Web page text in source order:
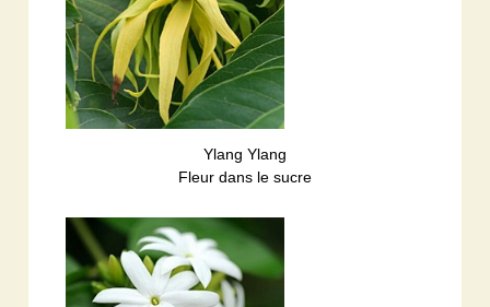
Ylang Ylang
Fleur dans le sucre